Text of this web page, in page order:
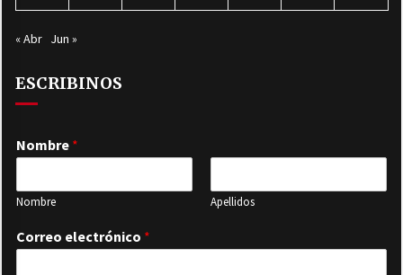
« Abr Jun »
ESCRIBINOS
Nombre *
Nombre Apellidos
Correo electrónico *